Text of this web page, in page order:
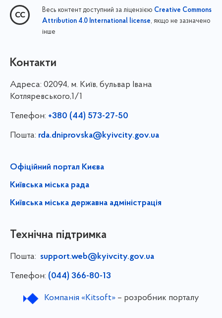
Весь контент доступний за ліцензією Creative Commons
Attribution 4.0 International license, якщо не зазначено
інше
Контакти
Адреса: 02094, м. Київ, бульвар Івана
Котляревського,1/1
Телефон: +380 (44) 573-27-50
Пошта: rda.dniprovska@kyivcity.gov.ua
Офіційний портал Києва
Київська міська рада
Київська міська державна адміністрація
Технічна підтримка
Пошта: support.web@kyivcity.gov.ua
Телефон: (044) 366-80-13
Компанія «Kitsoft»– розробник порталу